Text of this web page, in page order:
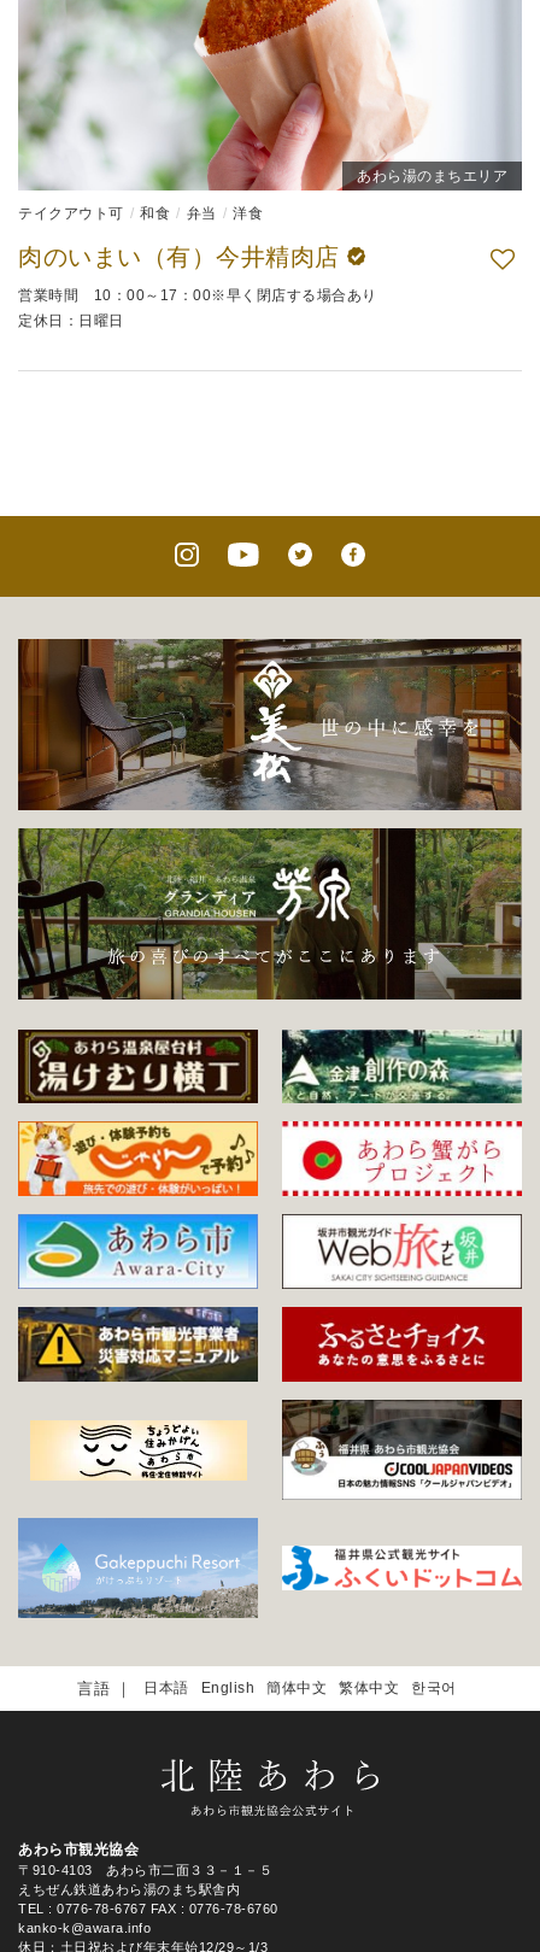
あわら湯のまちエリア
テイクアウト可 和食 弁当 洋食
肉のいまい（有）今井精肉店
営業時間 10：00～17：00※早く閉店する場合あり
定休日：日曜日
日本語 English 簡体中文 繁体中文 한국어
あわら市観光協会
〒910-4103 あわら市二面３３－１－５
えちぜん鉄道あわら湯のまち駅舎内
TEL
: 0776-78-6767 FAX : 0776-78-6760
kanko-k@awara.info
休日：土日祝および年末年始12/29～1/3